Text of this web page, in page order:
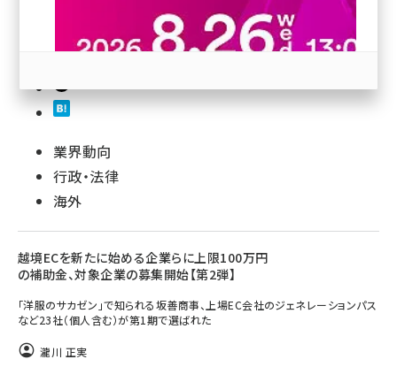
業界動向
行政・法律
海外
越境ECを新たに始める企業らに上限100万円
の補助金、対象企業の募集開始【第2弾】
「洋服のサカゼン」で知られる坂善商事、上場EC会社のジェネレーションパス
など23社（個人含む）が第1期で選ばれた
瀧川 正実
参加登録はこちら↑